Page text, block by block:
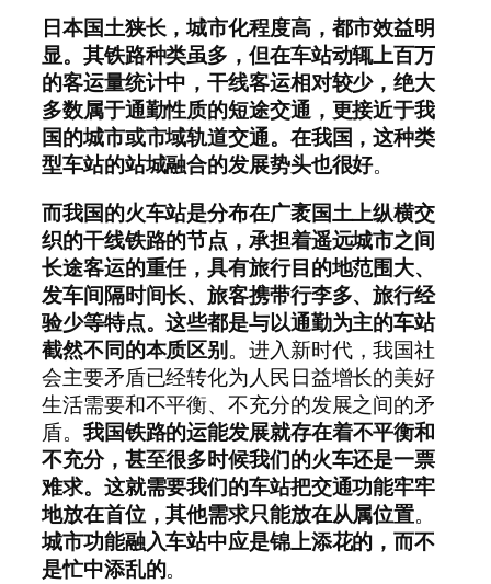
日本国土狭长，城市化程度高，都市效益明
显。其铁路种类虽多，但在车站动辄上百万
的客运量统计中，干线客运相对较少，绝大
多数属于通勤性质的短途交通，更接近于我
国的城市或市域轨道交通。在我国，这种类
型车站的站城融合的发展势头也很好。
而我国的火车站是分布在广袤国土上纵横交
织的干线铁路的节点，承担着遥远城市之间
长途客运的重任，具有旅行目的地范围大、
发车间隔时间长、旅客携带行李多、旅行经
验少等特点。这些都是与以通勤为主的车站
截然不同的本质区别。进入新时代，我国社
会主要矛盾已经转化为人民日益增长的美好
生活需要和不平衡、不充分的发展之间的矛
盾。 我国铁路的运能发展就存在着不平衡和
不充分，甚至很多时候我们的火车还是一票
难求。这就需要我们的车站把交通功能牢牢
地放在首位，其他需求只能放在从属位置。
城市功能融入车站中应是锦上添花的，而不
是忙中添乱的。